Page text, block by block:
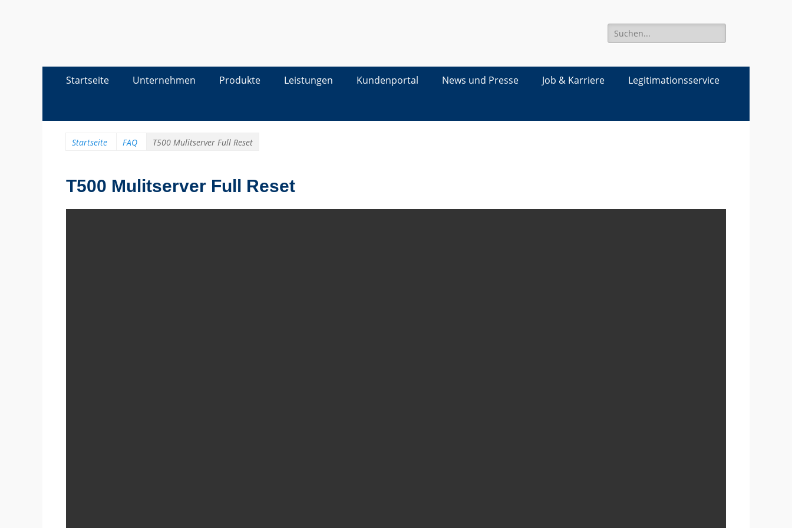
Suche
für:
Menü
Inhalt:
Startseite Unternehmen Produkte Leistungen Kundenportal News und Presse Job & Karriere Legitimationsservice
Startseite FAQ T500 Mulitserver Full Reset
T500 Mulitserver Full Reset